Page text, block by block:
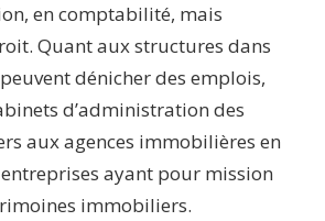
en comptabilité, mais
Quant aux structures dans
dénicher des emplois,
d’administration des
aux agences immobilières en
ayant pour mission
immobiliers.